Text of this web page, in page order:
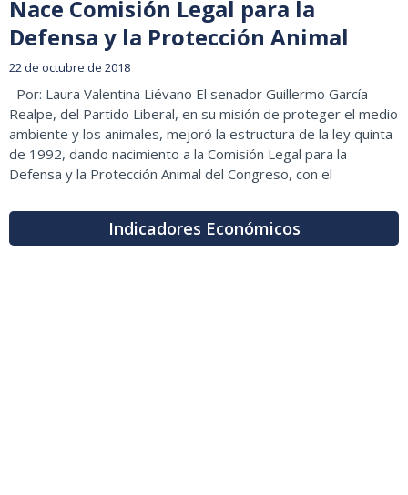
Nace Comisión Legal para la
Defensa y la Protección Animal
22 de octubre de 2018
Por: Laura Valentina Liévano El senador Guillermo García
Realpe, del Partido Liberal, en su misión de proteger el medio
ambiente y los animales, mejoró la estructura de la ley quinta
de 1992, dando nacimiento a la Comisión Legal para la
Defensa y la Protección Animal del Congreso, con el
Indicadores Económicos